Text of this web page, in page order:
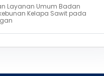
Layanan Umum Badan
Kelapa Sawit pada